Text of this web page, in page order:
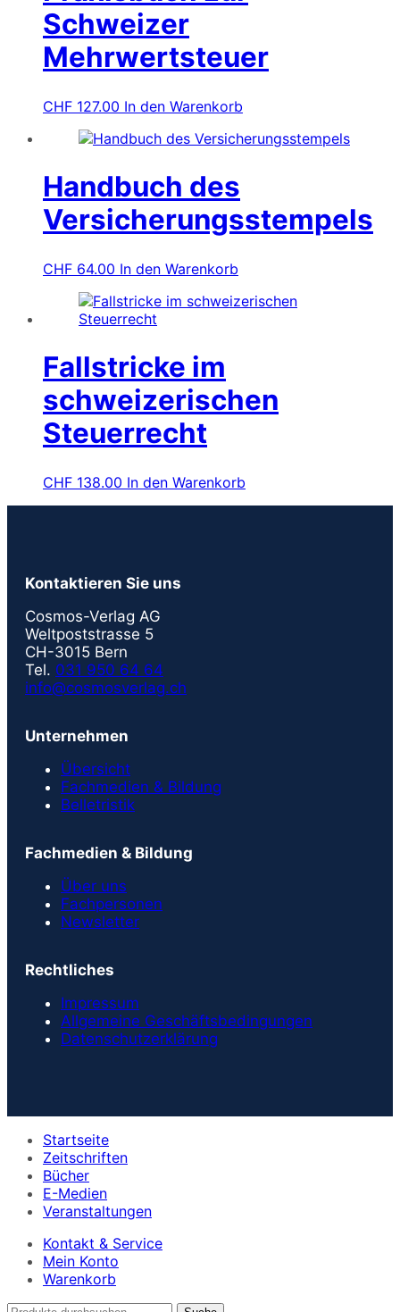
Schweizer
Mehrwertsteuer
CHF 127.00 In den Warenkorb
Handbuch des
Versicherungsstempels
CHF 64.00 In den Warenkorb
Fallstricke im
schweizerischen
Steuerrecht
CHF 138.00 In den Warenkorb
Kontaktieren Sie uns
Cosmos-Verlag AG
Weltpoststrasse 5
CH-3015 Bern
Tel. 031 950 64 64
info@cosmosverlag.ch
Unternehmen
Übersicht
Fachmedien & Bildung
Belletristik
Fachmedien & Bildung
Über uns
Fachpersonen
Newsletter
Rechtliches
Impressum
Allgemeine Geschäftsbedingungen
Datenschutzerklärung
Startseite
Zeitschriften
Bücher
E-Medien
Veranstaltungen
Kontakt & Service
Mein Konto
Warenkorb